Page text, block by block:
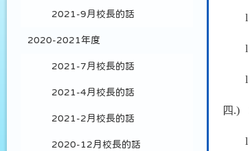
l
l
l
四.)
l
2021-9月校長的話
2020-2021年度
2021-7月校長的話
2021-4月校長的話
2021-2月校長的話
2020-12月校長的話